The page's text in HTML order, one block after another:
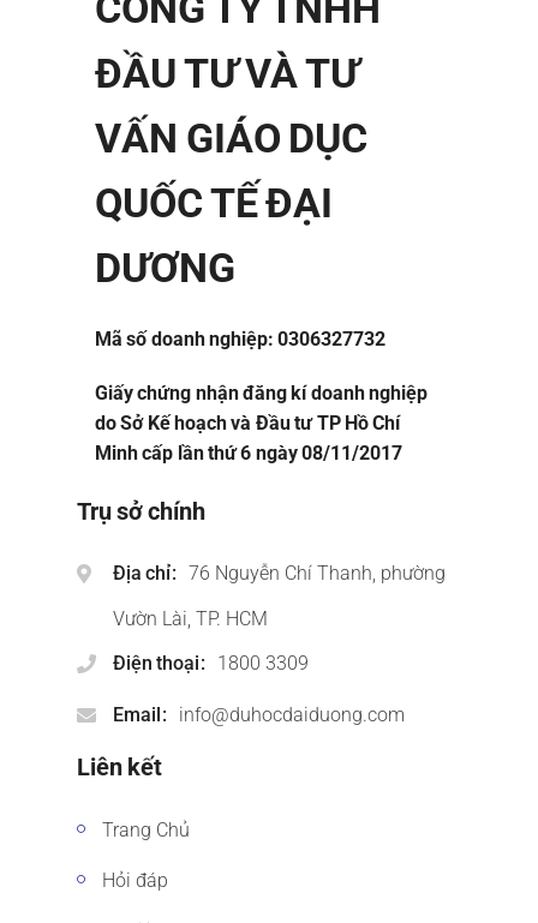
ĐẦU TƯ VÀ TƯ
VẤN GIÁO DỤC
QUỐC TẾ ĐẠI
DƯƠNG
Mã số doanh nghiệp: 0306327732
Giấy chứng nhận đăng kí doanh nghiệp
do Sở Kế hoạch và Đầu tư TP Hồ Chí
Minh cấp lần thứ 6 ngày 08/11/2017
Trụ sở chính
Địa chỉ
76 Nguyễn Chí Thanh, phường
Vườn Lài, TP. HCM
Điện thoại
1800 3309
Email info@duhocdaiduong.com
Liên kết
Trang Chủ
Hỏi đáp